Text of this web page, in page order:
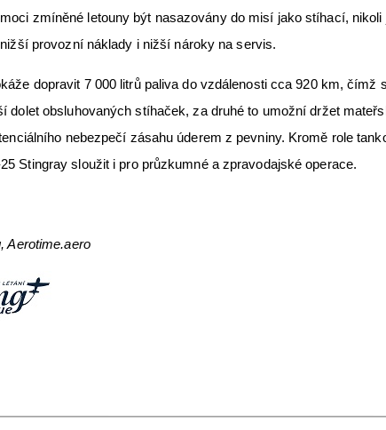
zmíněné letouny být nasazovány do misí jako stíhací,
provozní náklady i nižší nároky na servis.
dopravit 7 000 litrů paliva do vzdálenosti cca 920 km, čímž
dolet obsluhovaných stíhaček, za druhé to umožní držet
nebezpečí zásahu úderem z pevniny. Kromě role
Stingray sloužit i pro průzkumné a zpravodajské operace.
Aerotime.aero